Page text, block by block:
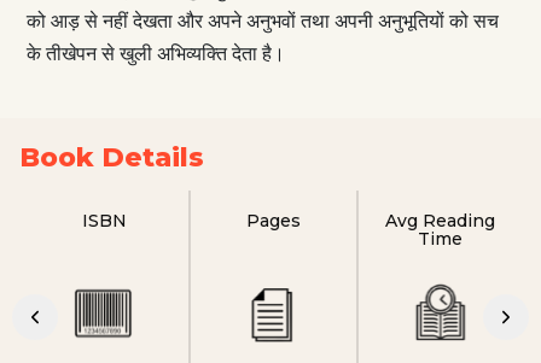
को आड़ से नहीं देखता और अपने अनुभवों तथा अपनी अनुभूतियों को सच
के तीखेपन से खुली अभिव्यक्ति देता है।
Book Details
ISBN Pages
Avg Reading
Time